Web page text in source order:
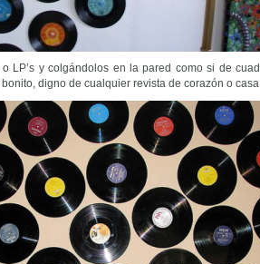
o LP’s y colgándolos en la pared como si de
digno de cualquier revista de corazón o